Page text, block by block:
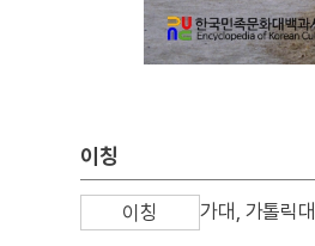
이칭
이칭 가대, 가톨릭대